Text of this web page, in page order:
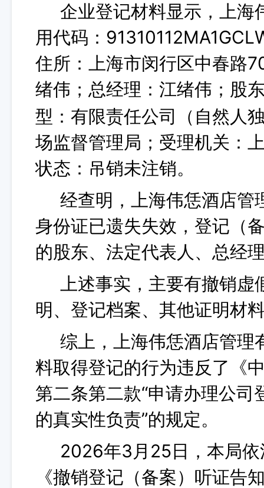
企业登记材料显示，上海
用代码：
住所：上海市闵行区中春路
绪伟；总经理：江绪伟；股
型：有限责任公司（自然人
场监督管理局；受理机关：
状态：吊销未注销。
经查明，上海伟恁酒店管
身份证已遗失失效，登记（
的股东、法定代表人、总经
上述事实，主要有撤销
明、登记档案、其他证明材
综上，上海伟恁酒店管理
料取得登记的行为违反了《
第二条第二款“申请办理公
的真实性负责”的规定。
2026年3月25日，本局
《撤销登记（备案）听证告